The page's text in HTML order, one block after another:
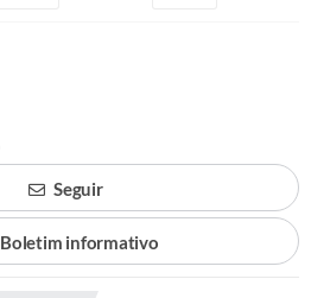
Seguir
Boletim informativo